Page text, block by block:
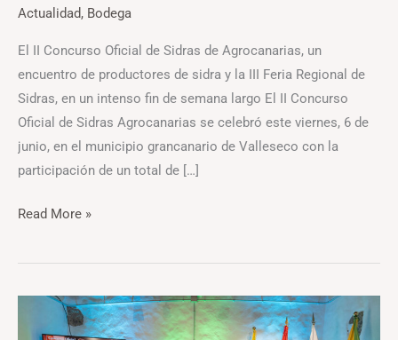
Actualidad, Bodega
El II Concurso Oficial de Sidras de Agrocanarias, un
encuentro de productores de sidra y la III Feria Regional de
Sidras, en un intenso fin de semana largo El II Concurso
Oficial de Sidras Agrocanarias se celebró este viernes, 6 de
junio, en el municipio grancanario de Valleseco con la
participación de un total de […]
Read More »
Canarias
tendrá